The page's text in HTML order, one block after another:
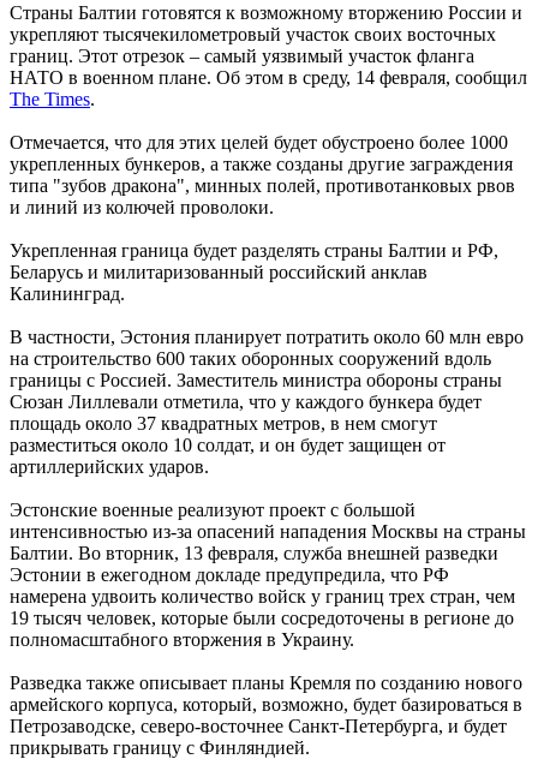
Страны Балтии готовятся к возможному вторжению России и
укрепляют тысячекилометровый участок своих восточных
границ. Этот отрезок – самый уязвимый участок фланга
НАТО в военном плане. Об этом в среду, 14 февраля, сообщил
The Times.
Отмечается, что для этих целей будет обустроено более 1000
укрепленных бункеров, а также созданы другие заграждения
типа "зубов дракона", минных полей, противотанковых рвов
и линий из колючей проволоки.
Укрепленная граница будет разделять страны Балтии и РФ,
Беларусь и милитаризованный российский анклав
Калининград.
В частности, Эстония планирует потратить около 60 млн евро
на строительство 600 таких оборонных сооружений вдоль
границы с Россией. Заместитель министра обороны страны
Сюзан Лиллевали отметила, что у каждого бункера будет
площадь около 37 квадратных метров, в нем смогут
разместиться около 10 солдат, и он будет защищен от
артиллерийских ударов.
Эстонские военные реализуют проект с большой
интенсивностью из-за опасений нападения Москвы на страны
Балтии. Во вторник, 13 февраля, служба внешней разведки
Эстонии в ежегодном докладе предупредила, что РФ
намерена удвоить количество войск у границ трех стран, чем
19 тысяч человек, которые были сосредоточены в регионе до
полномасштабного вторжения в Украину.
Разведка также описывает планы Кремля по созданию нового
армейского корпуса, который, возможно, будет базироваться в
Петрозаводске, северо-восточнее Санкт-Петербурга, и будет
прикрывать границу с Финляндией.